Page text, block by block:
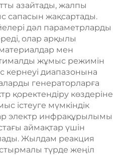
азайтады, жалпы
сапасын жақсартады.
дәл параметрларды
олар арқылы
мен
жұмыс режимін
кернеуі диапазонына
генераторларға
қоректендіру көздеріне
істеуге мүмкіндік
электр инфрақұрылымы
аймақтар үшін
Жылдам реакция
түрде жеңіл